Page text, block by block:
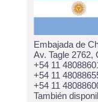
Embajada de
Av. Tagle 2762,
+54 11
+54 11
+54 11
También